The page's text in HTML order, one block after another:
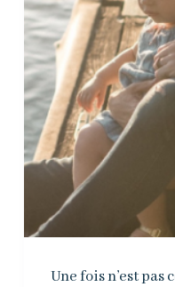
Une fois n’est pas